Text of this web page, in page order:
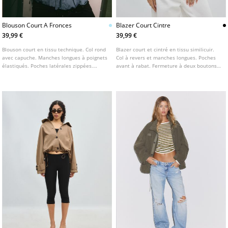
Blouson Court A Fronces
39,99 €
Blouson court en tissu technique. Col rond
avec capuche. Manches longues à poignets
élastiqués. Poches latérales zippées.
froncées à la base.
Blazer Court Cintre
39,99 €
Blazer court et cintré en tissu similicuir.
Col à revers et manches longues. Poches
avant à rabat. Fermeture à deux boutons